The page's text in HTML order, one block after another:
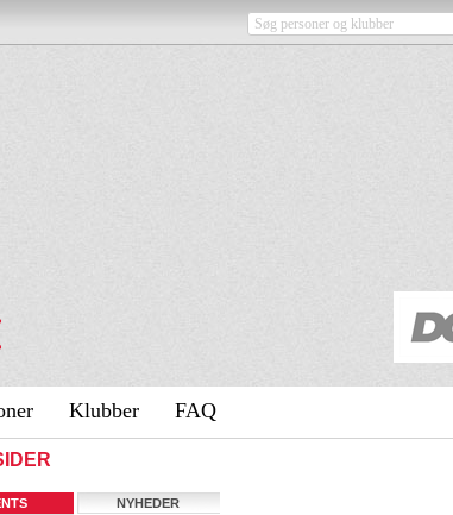
Klubber FAQ
NYHEDER